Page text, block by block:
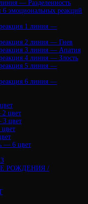
— Разделенность
6 эмоциональных реакций
1 линия —
2 линия — Гнев
3 линия — Апатия
4 линия — Злость
5 линия —
6 линия —
цвет
цвет
— 6 цвет
РОЖДЕНИЯ /